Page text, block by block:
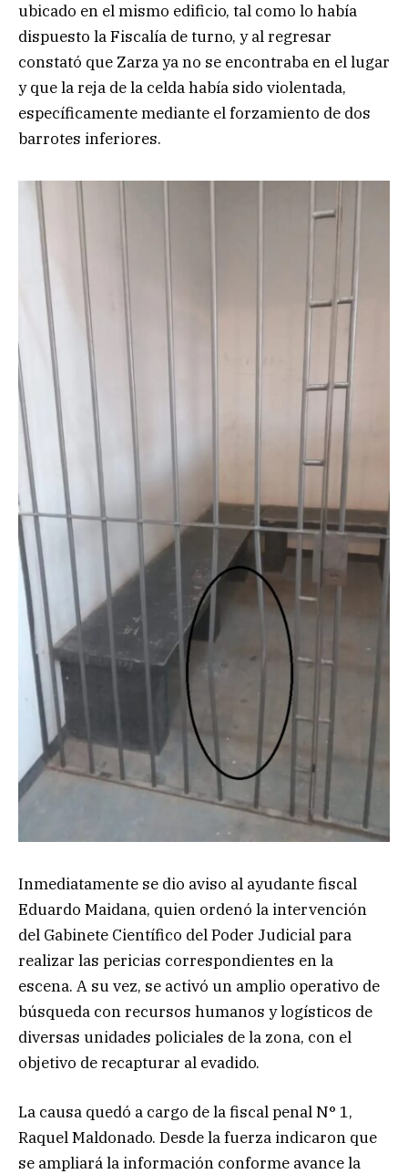
ubicado en el mismo edificio, tal como lo había
dispuesto la Fiscalía de turno, y al regresar
constató que Zarza ya no se encontraba en el lugar
y que la reja de la celda había sido violentada,
específicamente mediante el forzamiento de dos
barrotes inferiores.
Inmediatamente se dio aviso al ayudante fiscal
Eduardo Maidana, quien ordenó la intervención
del Gabinete Científico del Poder Judicial para
realizar las pericias correspondientes en la
escena. A su vez, se activó un amplio operativo de
búsqueda con recursos humanos y logísticos de
diversas unidades policiales de la zona, con el
objetivo de recapturar al evadido.
La causa quedó a cargo de la fiscal penal N° 1,
Raquel Maldonado. Desde la fuerza indicaron que
se ampliará la información conforme avance la